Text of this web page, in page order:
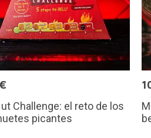
Challenge: el reto de los
picantes